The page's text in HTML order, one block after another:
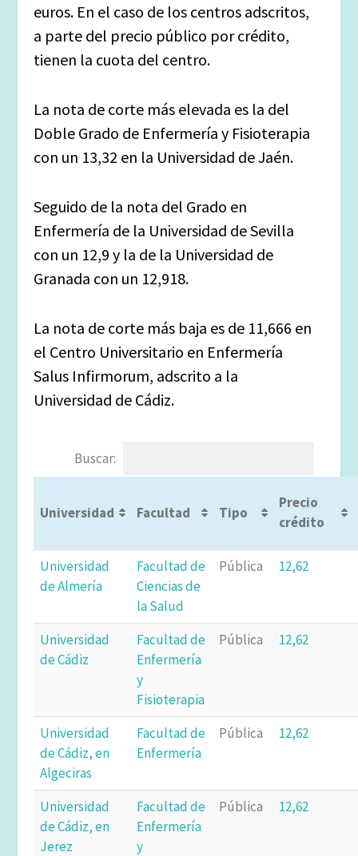
euros. En el caso de los centros adscritos,
a parte del precio público por crédito,
tienen la cuota del centro.
La nota de corte más elevada es la del
Doble Grado de Enfermería y Fisioterapia
con un 13,32 en la Universidad de Jaén.
Seguido de la nota del Grado en
Enfermería de la Universidad de Sevilla
con un 12,9 y la de la Universidad de
Granada con un 12,918.
La nota de corte más baja es de 11,666 en
el Centro Universitario en Enfermería
Salus Infirmorum, adscrito a la
Universidad de Cádiz.
Buscar:
Universidad Facultad Tipo
Precio
crédito
Universidad
de Almería
Facultad de
Ciencias de
la Salud
Pública 12,62
Universidad
de Cádiz
Facultad de
Enfermería
y
Fisioterapia
Pública 12,62
Universidad
de Cádiz, en
Algeciras
Facultad de
Enfermería
Pública 12,62
Universidad
de Cádiz, en
Jerez
Facultad de
Enfermería
y
Pública 12,62